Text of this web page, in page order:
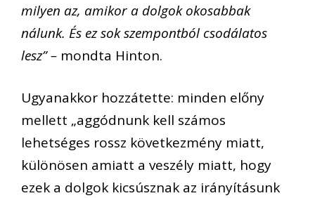
milyen az, amikor a dolgok okosabbak
nálunk. És ez sok szempontból csodálatos
lesz” – mondta Hinton.
Ugyanakkor hozzátette: minden előny
mellett „aggódnunk kell számos
lehetséges rossz következmény miatt,
különösen amiatt a veszély miatt, hogy
ezek a dolgok kicsúsznak az irányításunk